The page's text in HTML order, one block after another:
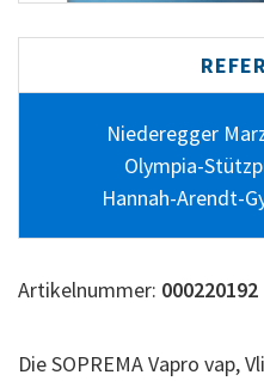
Niederegger
Olympia-
Hannah-Arendt-
Artikelnummer: 000220192
Die SOPREMA Vapro vap,